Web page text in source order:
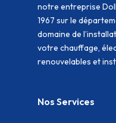
notre entreprise
1967 sur le
domaine de
votre chauffage,
renouvelables et
Nos Services